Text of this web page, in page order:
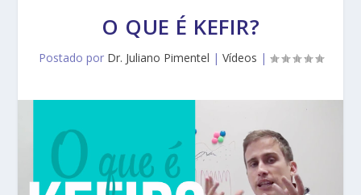
O QUE É KEFIR?
Postado por Dr. Juliano Pimentel | Vídeos |